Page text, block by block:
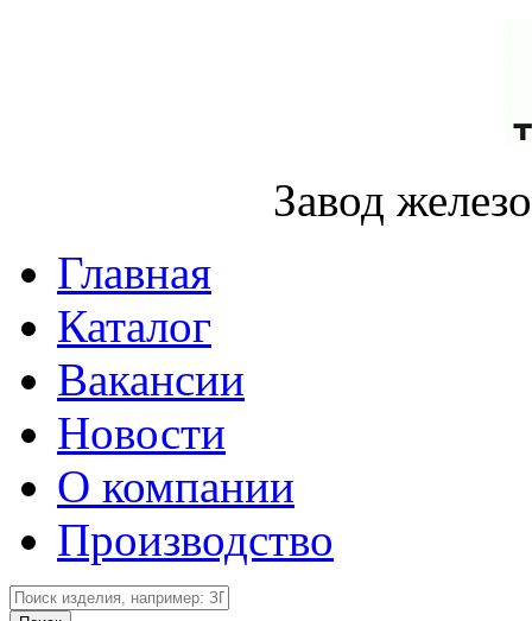
Завод
Главная
Каталог
Вакансии
Новости
О компании
Производство